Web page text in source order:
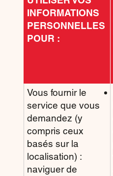
INFORMATIONS
PERSONNELLES
POUR :
Vous fournir le
service que vous
demandez (y
compris ceux
basés sur la
localisation) :
naviguer de